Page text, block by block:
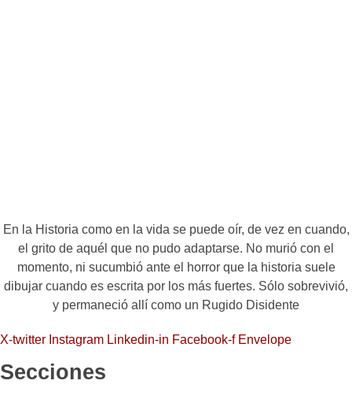
En la Historia como en la vida se puede oír, de vez en cuando,
el grito de aquél que no pudo adaptarse. No murió con el
momento, ni sucumbió ante el horror que la historia suele
dibujar cuando es escrita por los más fuertes. Sólo sobrevivió,
y permaneció allí como un Rugido Disidente
X-twitter Instagram Linkedin-in Facebook-f Envelope
Secciones